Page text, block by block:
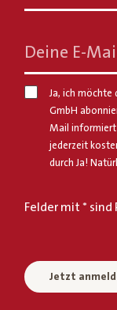
Deine E-
Ja, ich möchte
GmbH
Mail informiert
jederzeit
durch Ja!
Felder mit *
Jetzt